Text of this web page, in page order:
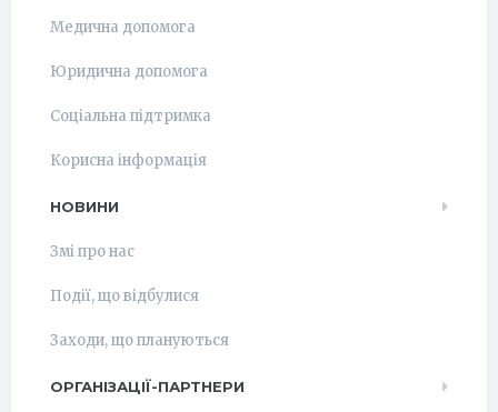
Медична допомога
Юридична допомога
Соціальна підтримка
Корисна інформація
НОВИНИ
Змі про нас
Події, що відбулися
Заходи, що плануються
ОРГАНІЗАЦІЇ-ПАРТНЕРИ